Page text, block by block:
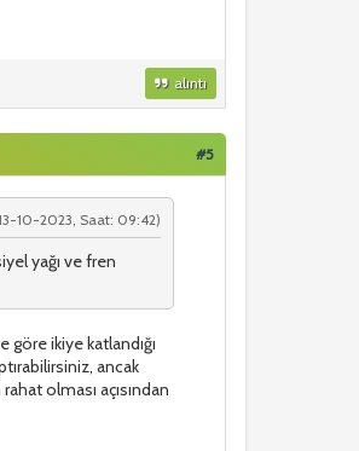
alıntı
#5
10-2023, Saat: 09:42)
yağı ve fren
göre ikiye katlandığı
ancak
olması açısından